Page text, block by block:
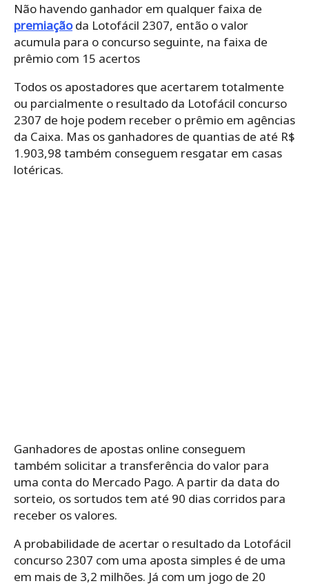
Não havendo ganhador em qualquer faixa de
premiaçãoda Lotofácil 2307, então o valor
acumula para o concurso seguinte, na faixa de
prêmio com 15 acertos
Todos os apostadores que acertarem totalmente
ou parcialmente o resultado da Lotofácil concurso
2307 de hoje podem receber o prêmio em agências
da Caixa. Mas os ganhadores de quantias de até R$
1.903,98 também conseguem resgatar em casas
lotéricas.
Ganhadores de apostas online conseguem
também solicitar a transferência do valor para
uma conta do Mercado Pago. A partir da data do
sorteio, os sortudos tem até 90 dias corridos para
receber os valores.
A probabilidade de acertar o resultado da Lotofácil
concurso 2307 com uma aposta simples é de uma
em mais de 3,2 milhões. Já com um jogo de 20